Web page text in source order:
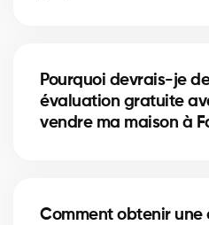
expérience et leur fiabilité.
comparatives et leur
fournir une estimation
Pourquoi devrais-je
évaluation gratuite
vendre ma maison à
Cela maximise vos
Comment obtenir une